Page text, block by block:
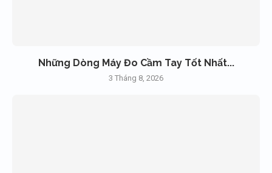
Những Dòng Máy Đo Cầm Tay Tốt Nhất...
3 Tháng 8, 2026